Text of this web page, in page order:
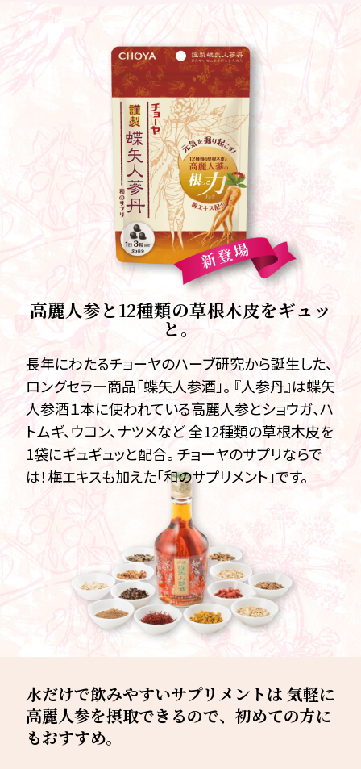
高麗人参と12種類の草根木皮をギュッ
と。
長年にわたるチョーヤのハーブ研究から誕生した、
ロングセラー商品「蝶矢人参酒」。 『人参丹』は蝶矢
人参酒１本に使われている高麗人参とショウガ、ハ
トムギ、ウコン、ナツメなど 全12種類の草根木皮を
1袋にギュギュッと配合。 チョーヤのサプリならで
は！梅エキスも加えた「和のサプリメント」です。
水だけで飲みやすいサプリメントは 気軽に
高麗人参を摂取できるので、初めての方に
もおすすめ。